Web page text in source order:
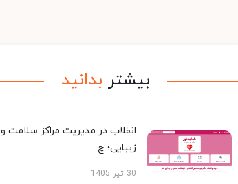
بیشتر بدانید
انقلاب در مدیریت مراکز سلامت و
زیبایی؛ چ...
30 تیر 1405